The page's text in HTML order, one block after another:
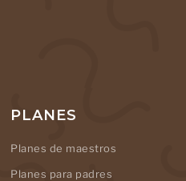
PLANES
Planes de maestros
Planes para padres